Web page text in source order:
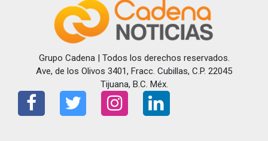
Grupo Cadena | Todos los derechos reservados.
Ave, de los Olivos 3401, Fracc. Cubillas, C.P. 22045
Tijuana, B.C. Méx.